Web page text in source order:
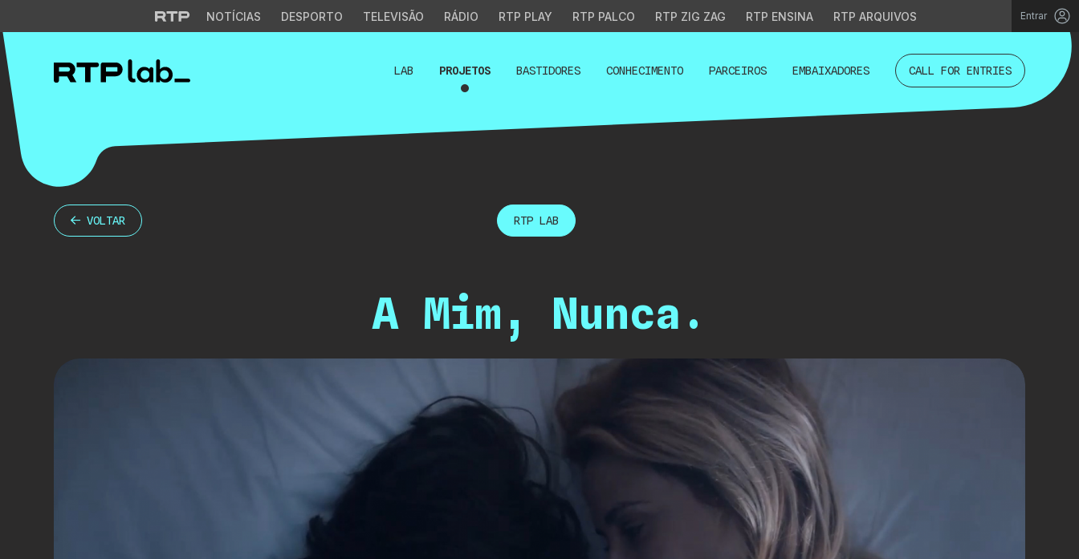
NOTÍCIAS DESPORTO TELEVISÃO RÁDIO RTP PLAY RTP PALCO RTP ZIG ZAG RTP ENSINA RTP ARQUIVOS Entrar
LAB PROJETOS BASTIDORES CONHECIMENTO PARCEIROS EMBAIXADORES CALL FOR ENTRIES
VOLTAR RTP LAB
A Mim, Nunca.